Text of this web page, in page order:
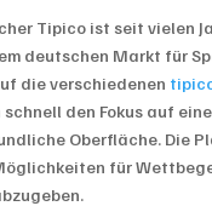
Tipico ist seit vielen
deutschen Markt für
die verschiedenen
schnell den Fokus auf eine
Oberfläche. Die
für